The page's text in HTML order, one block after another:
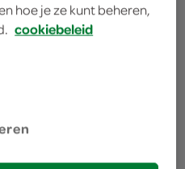
je
varieert per SPAR
hoe je ze kunt beheren,
cookiebeleid